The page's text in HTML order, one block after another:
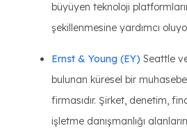
büyüyen teknoloji
şekillenmesine yardımcı
Ernst & Young (EY) Seattle
bulunan küresel bir
firmasıdır. Şirket, denetim,
işletme danışmanlığı